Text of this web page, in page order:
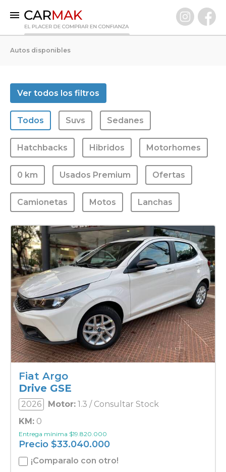
0 KM
Usados Premium
VENDÉ TU AUTO
CLIENTES
PREGUNTAS FRECUENTES
GARANTÍA CARMAK
CONOCÉ CARMAK
Autos disponibles
Ver todos los filtros
Todos Suvs Sedanes
Hatchbacks Hibridos Motorhomes
0 km Usados Premium Ofertas
Camionetas Motos Lanchas
Fiat Argo
Drive GSE
2026 Motor: 1.3 / Consultar Stock
KM: 0
Entrega mínima $19.820.000
Precio $33.040.000
¡Comparalo con otro!